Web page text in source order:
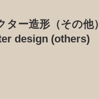
ター造形（その他）
design (others)